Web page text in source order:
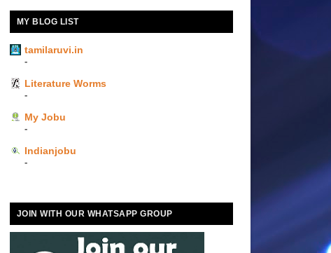
MY BLOG LIST
tamilaruvi.in
-
Literature Worms
-
My Jobu
-
Indianjobu
-
JOIN WITH OUR WHATSAPP GROUP